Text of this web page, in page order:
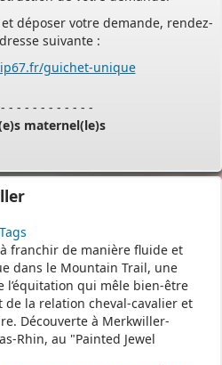
déposer votre demande, rendez-
suivante :
maternel(le)s
des assistants maternels
:
tous les vendredis.
la CAF présente les disponibilités
maternels.
- - - - - - - - - - -
franchir de manière fluide et
dans le Mountain Trail, une
l’équitation qui mêle bien-être
la relation cheval-cavalier et
Découverte à Merkwiller-
Rhin, au "Painted Jewel